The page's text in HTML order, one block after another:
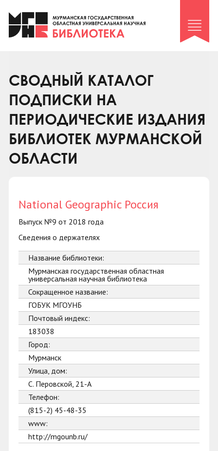
Клуб «Гиря и сельдерей»
Клуб «Семейный архив»
Коллегам
Контакты
СВОДНЫЙ КАТАЛОГ
ПОДПИСКИ НА
ПЕРИОДИЧЕСКИЕ ИЗДАНИЯ
БИБЛИОТЕК МУРМАНСКОЙ
ОБЛАСТИ
National Geographic Россия
Выпуск №9 от 2018 года
Сведения о держателях
Название библиотеки:
Мурманская государственная областная
универсальная научная библиотека
Сокращенное название:
ГОБУК МГОУНБ
Почтовый индекс:
183038
Город:
Мурманск
Улица, дом:
С. Перовской, 21-А
Телефон:
(815-2) 45-48-35
www:
http://mgounb.ru/